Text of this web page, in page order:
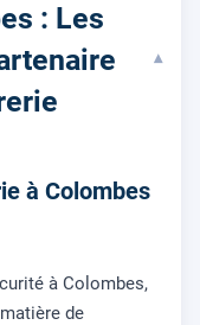
: Les
▾
à Colombes
à Colombes,
de